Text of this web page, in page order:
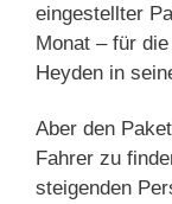
eingestellter
Monat – für
Heyden in
Aber den
Fahrer zu
steigenden